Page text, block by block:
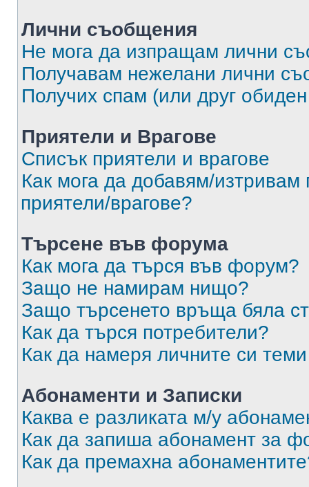
Лични съобщения
Не мога да изпращам лични
Получавам нежелани лични
Получих спам (или друг
Приятели и Врагове
Списък приятели и врагове
Как мога да добавям/изтривам
приятели/врагове?
Търсене във форума
Как мога да търся във форум?
Защо не намирам нищо?
Защо търсенето връща бяла
Как да търся потребители?
Как да намеря личните си
Абонаменти и Записки
Каква е разликата м/у
Как да запиша абонамент за
Как да премахна